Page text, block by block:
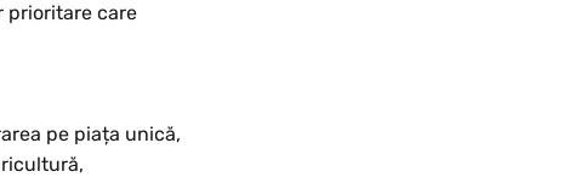
prioritare care
pe piața unică,